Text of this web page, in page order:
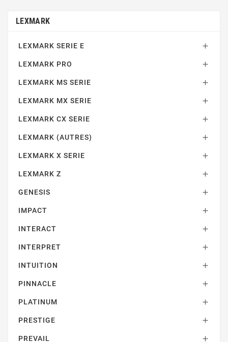
LEXMARK
LEXMARK SERIE E 
LEXMARK PRO 
LEXMARK MS SERIE 
LEXMARK MX SERIE 
LEXMARK CX SERIE 
LEXMARK (AUTRES) 
LEXMARK X SERIE 
LEXMARK Z 
GENESIS 
IMPACT 
INTERACT 
INTERPRET 
INTUITION 
PINNACLE 
PLATINUM 
PRESTIGE 
PREVAIL 